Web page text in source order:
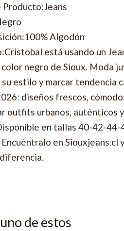
Producto:Jeans
Algodón
está usando un
color negro de Sioux. Moda
estilo y marcar tendencia
diseños frescos,
outfits urbanos, auténticos
en tallas 40-42-
en Siouxjeans.cl
de estos